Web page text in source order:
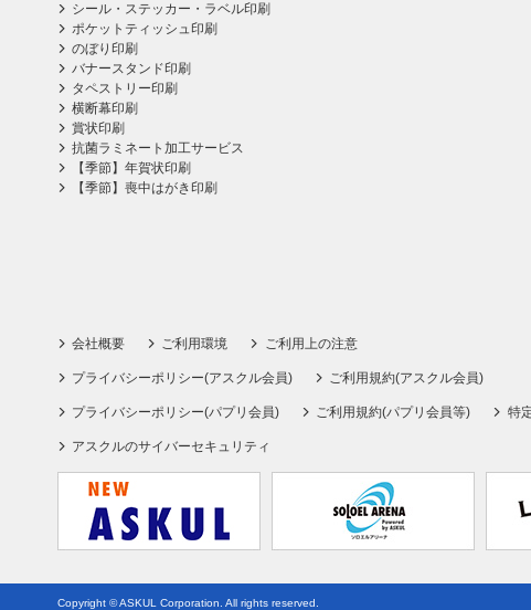
シール・ステッカー・ラベル印刷
ポケットティッシュ印刷
のぼり印刷
バナースタンド印刷
タペストリー印刷
横断幕印刷
賞状印刷
抗菌ラミネート加工サービス
【季節】年賀状印刷
【季節】喪中はがき印刷
会社概要 ご利用環境 ご利用上の注意
プライバシーポリシー(アスクル会員) ご利用規約(アスクル会員)
プライバシーポリシー(パプリ会員) ご利用規約(パプリ会員等) 特
アスクルのサイバーセキュリティ
Copyright © ASKUL Corporation. All rights reserved.